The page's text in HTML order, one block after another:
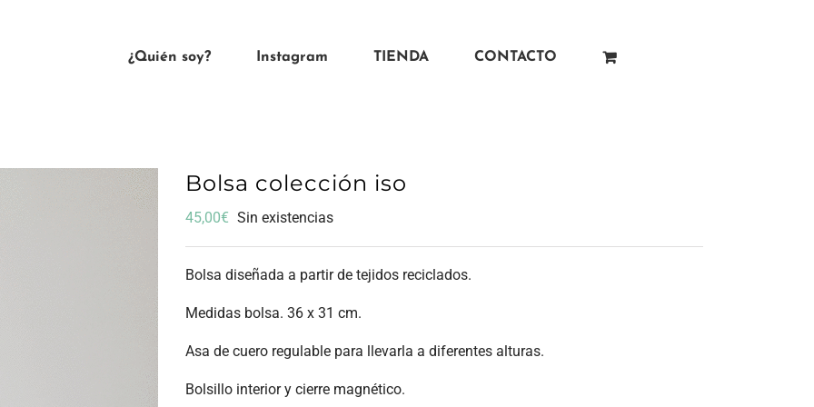
¿Quién soy? Instagram TIENDA CONTACTO
Bolsa colección iso
45,00€ Sin existencias
Bolsa diseñada a partir de tejidos reciclados.
Medidas bolsa. 36 x 31 cm.
Asa de cuero regulable para llevarla a diferentes alturas.
Bolsillo interior y cierre magnético.